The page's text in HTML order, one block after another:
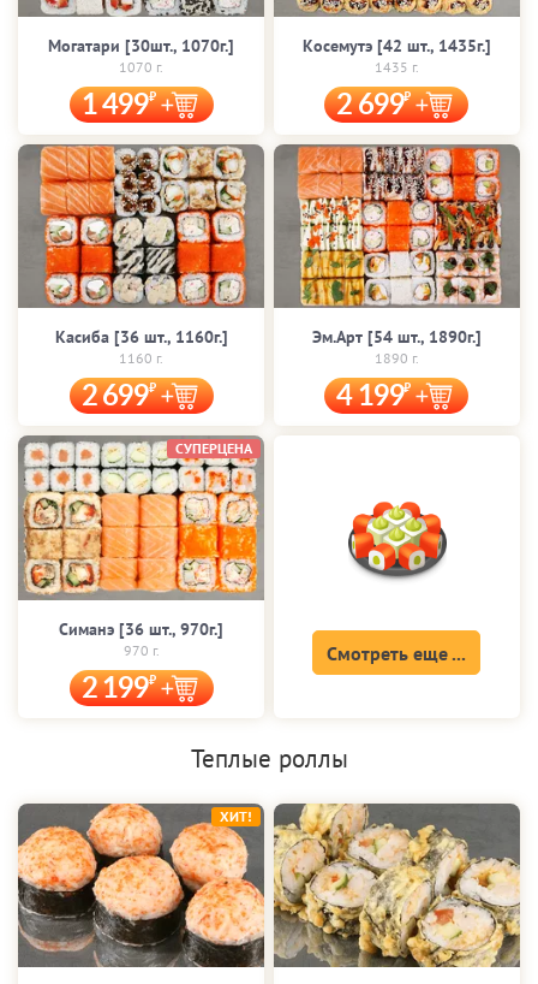
Могатари [30шт., 1070г.]
1070 г.
1 499
Косемутэ [42 шт., 1435г.]
1435 г.
2 699
Касиба [36 шт., 1160г.]
1160 г.
2 699
Эм.Арт [54 шт., 1890г.]
1890 г.
4 199
Симанэ [36 шт., 970г.]
970 г.
2 199
СУПЕРЦЕНА
Смотреть еще ...
Теплые роллы
ХИТ!